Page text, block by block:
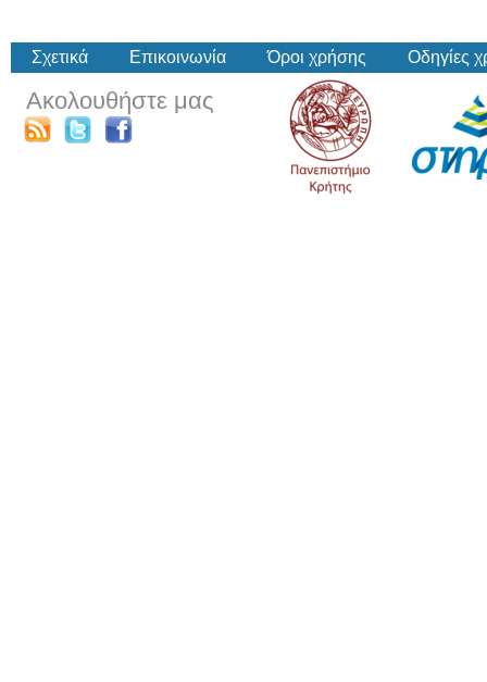
Σχετικά Επικοινωνία Όροι χρήσης Οδηγίες
Ακολουθήστε μας